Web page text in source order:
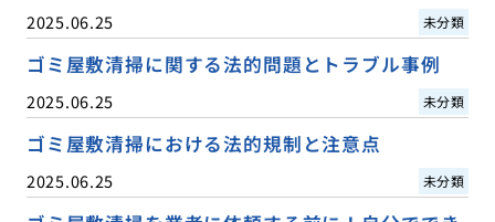
2025.06.25 未分類
ゴミ屋敷清掃に関する法的問題とトラブル事例
2025.06.25 未分類
ゴミ屋敷清掃における法的規制と注意点
2025.06.25 未分類